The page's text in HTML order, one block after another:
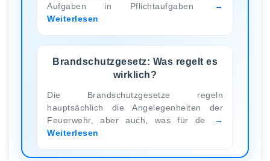
Aufgaben in Pflichtaufgaben
Weiterlesen
Brandschutzgesetz: Was regelt es
wirklich?
Die Brandschutzgesetze regeln
hauptsächlich die Angelegenheiten der
Feuerwehr, aber auch, was für de
Weiterlesen